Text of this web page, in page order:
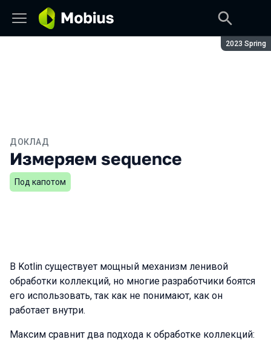
Сезон:
2023 Spring
ДОКЛАД
Измеряем sequence
Под капотом
В Kotlin существует мощный механизм ленивой
обработки коллекций, но многие разработчики боятся
его использовать, так как не понимают, как он
работает внутри.
Максим сравнит два подхода к обработке коллекций: